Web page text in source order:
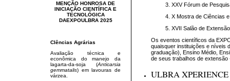
MENÇÃO HONROSA DE
INICIAÇÃO CIENTÍFICA E
TECNOLÓGICA
DAEXPOULBRA 2025
CIências Agrárias
Avaliação técnica e
econômica do manejo da
lagarta-da-soja (Anticarsia
gemmatalis) em lavouras de
várzea.
XXV Fórum de
X Mostra de Ciências
XVII Salão de
Os eventos científicos da
quaisquer instituições e níveis
graduação), Ensino Médio,
de seus trabalhos de extensão
ULBRA XPERIENCE